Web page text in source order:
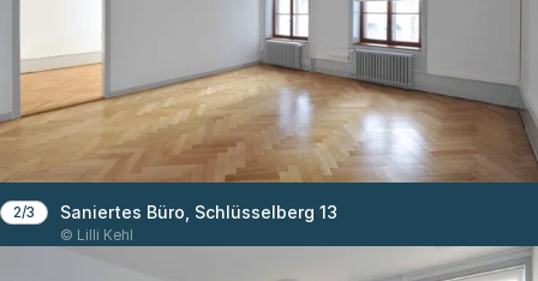
2/3 Saniertes Büro, Schlüsselberg 13
© Lilli Kehl